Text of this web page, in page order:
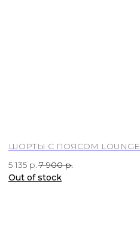
ШОРТЫ С ПОЯСОМ LOUNGE
5 135 р. 7 900 р.
Out of stock